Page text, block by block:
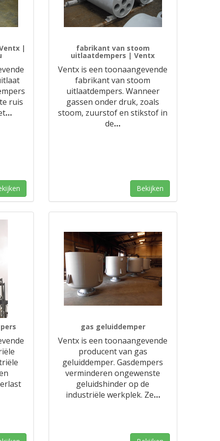
|
ruis
…
fabrikant van stoom
uitlaatdempers | Ventx
Ventx is een toonaangevende
fabrikant van stoom
uitlaatdempers. Wanneer
gassen onder druk, zoals
stoom, zuurstof en stikstof in
de…
Bekijken
gas geluiddemper
Ventx is een toonaangevende
producent van gas
geluiddemper. Gasdempers
verminderen ongewenste
geluidshinder op de
industriële werkplek. Ze…